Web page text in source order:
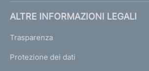
ALTRE INFORMAZIONI LEGALI
Trasparenza
Protezione dei dati